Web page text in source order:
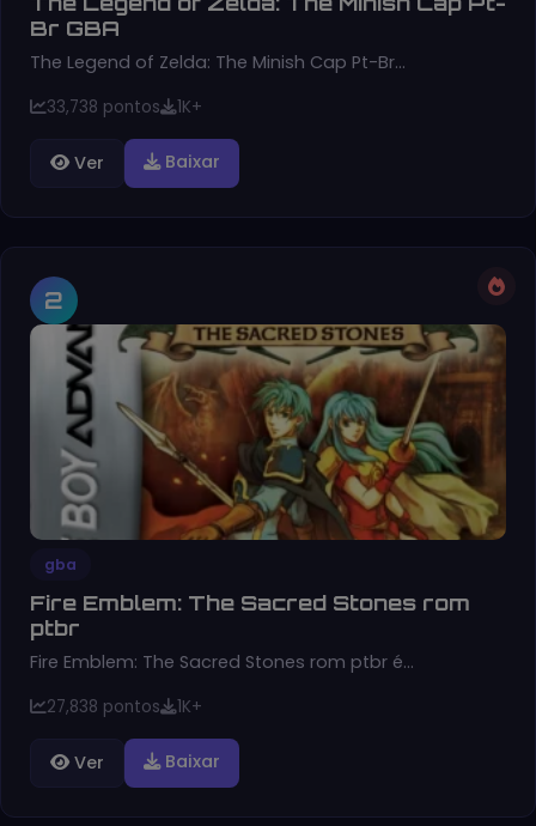
Br GBA
The Legend of Zelda: The Minish Cap Pt-Br…
33,738 pontos 1K+
Ver Baixar
2
gba
Fire Emblem: The Sacred Stones rom
ptbr
Fire Emblem: The Sacred Stones rom ptbr é…
27,838 pontos 1K+
Ver Baixar